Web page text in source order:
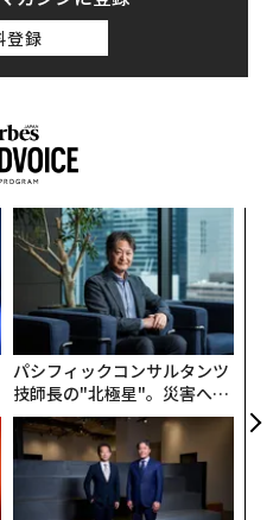
登録
パシフィックコンサルタンツ
技師長の"北極星"。災害への
無力感を乗り越え見つけた、
防災一筋20年の答え